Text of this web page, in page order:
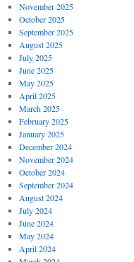
November 2025
October 2025
September 2025
August 2025
July 2025
June 2025
May 2025
April 2025
March 2025
February 2025
January 2025
December 2024
November 2024
October 2024
September 2024
August 2024
July 2024
June 2024
May 2024
April 2024